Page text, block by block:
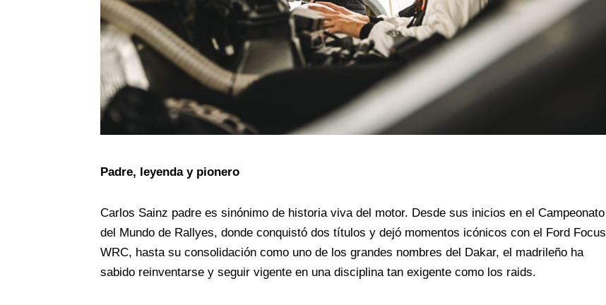
Padre, leyenda y pionero
Carlos Sainz padre es sinónimo de historia viva del motor. Desde sus inicios en el Campeonato
del Mundo de Rallyes, donde conquistó dos títulos y dejó momentos icónicos con el Ford Focus
WRC, hasta su consolidación como uno de los grandes nombres del Dakar, el madrileño ha
sabido reinventarse y seguir vigente en una disciplina tan exigente como los raids.